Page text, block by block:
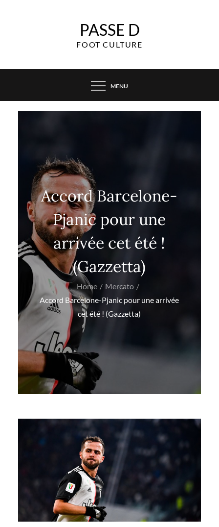
PASSE D
FOOT CULTURE
MENU
Accord Barcelone-
Pjanic pour une
arrivée cet été !
(Gazzetta)
Home
Mercato
Accord Barcelone-Pjanic pour une arrivée
cet été ! (Gazzetta)